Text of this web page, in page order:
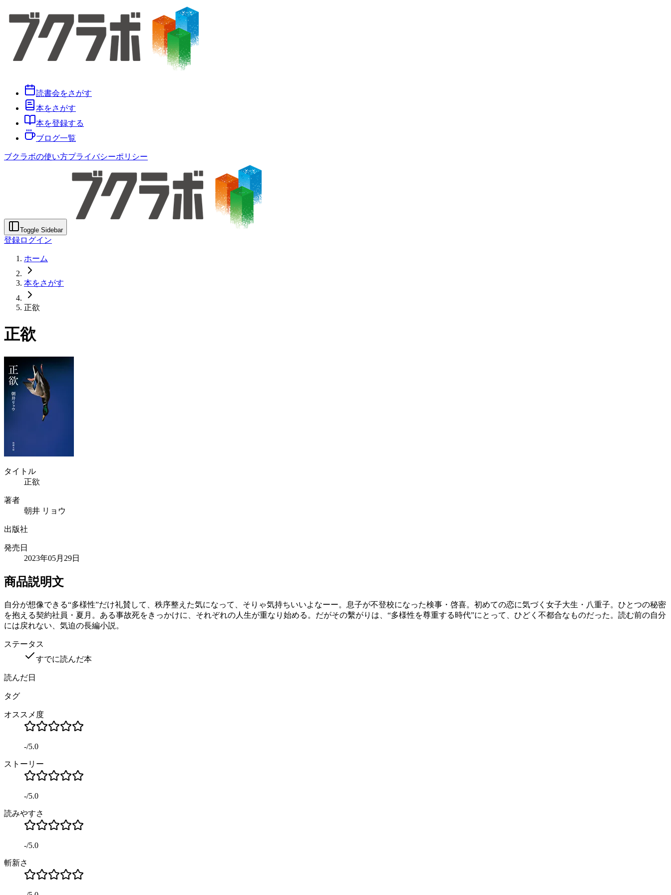
読書会をさがす
本をさがす
本を登録する
ブログ一覧
ブクラボの使い方プライバシーポリシー
Toggle Sidebar
登録ログイン
ホーム
本をさがす
正欲
正欲
タイトル
正欲
著者
朝井 リョウ
出版社
発売日
2023年05月29日
商品説明文
自分が想像できる“多様性”だけ礼賛して、秩序整えた気になって、そりゃ気持ちいいよなーー。息子が不登校になった検事・啓喜。初めての恋に気づく女子大生・八重子。ひとつの秘密
を抱える契約社員・夏月。ある事故死をきっかけに、それぞれの人生が重なり始める。だがその繫がりは、“多様性を尊重する時代”にとって、ひどく不都合なものだった。読む前の自分
には戻れない、気迫の長編小説。
ステータス
すでに読んだ本
読んだ日
タグ
オススメ度
-/5.0
ストーリー
-/5.0
読みやすさ
-/5.0
斬新さ